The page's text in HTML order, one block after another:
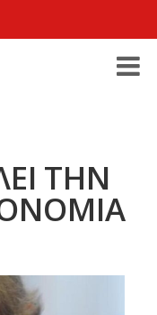
ΤΗΝ